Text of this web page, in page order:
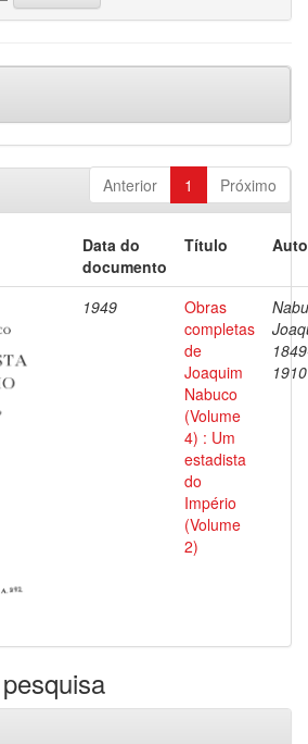
Anterior 1 Próximo
Data do
documento
Título
1949
Obras
completas
de
Joaquim
Nabuco
(Volume
4) : Um
estadista
do
Império
(Volume
2)
1910